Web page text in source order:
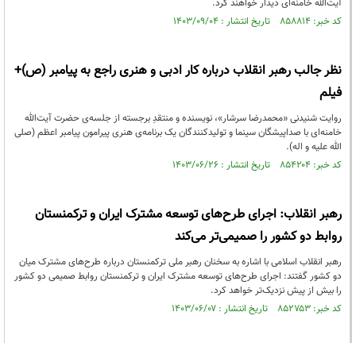
آیت‌الله خامنه‌ای دیدار خواهند کرد.
کد خبر: ۸۵۸۸۱۴ تاریخ انتشار : ۱۴۰۳/۰۹/۰۴
نظر جالب رهبر انقلاب درباره کار ادبی و هنری راجع به پیامبر (ص)+
فیلم
روایت شنیدنی «محمدرضا سرشار»، نویسنده و منتقدِ برجسته از جلسه‌ی حضرت آیت‌الله
خامنه‌ای با صداپیشگان سینما و تولیدکنندگان یک برنامه‌ی هنری پیرامون پیامبر اعظم (صلی
الله علیه و اله).
کد خبر: ۸۵۴۲۰۴ تاریخ انتشار : ۱۴۰۳/۰۶/۲۶
رهبر انقلاب: اجرای طرح‌های توسعه مشترک ایران و ترکمنستان
روابط دو کشور را صمیمی‌تر می‌کند
رهبر انقلاب اسلامی با اشاره به سخنان رهبر ملی ترکمنستان درباره طرح‌های مشترک میان
دو کشور گفتند: اجرای طرح‌های توسعه مشترک ایران و ترکمنستان روابط صمیمی دو کشور
را بیش از پیش نزدیک‌تر خواهد کرد.
کد خبر: ۸۵۲۷۵۳ تاریخ انتشار : ۱۴۰۳/۰۶/۰۷